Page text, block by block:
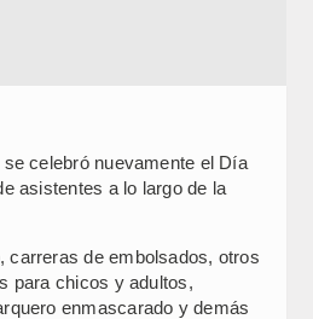
celebró nuevamente el Día
asistentes a lo largo de la
carreras de embolsados, otros
para chicos y adultos,
enmascarado y demás